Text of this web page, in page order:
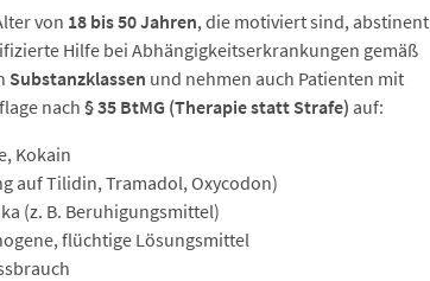
von 18 bis 50 Jahren, die motiviert sind, abstinent
Hilfe bei Abhängigkeitserkrankungen gemäß
Substanzklassen und nehmen auch Patienten mit
nach§ 35 BtMG (Therapie statt Strafe) auf:
Kokain
auf Tilidin, Tramadol, Oxycodon)
(z. B. Beruhigungsmittel)
flüchtige Lösungsmittel